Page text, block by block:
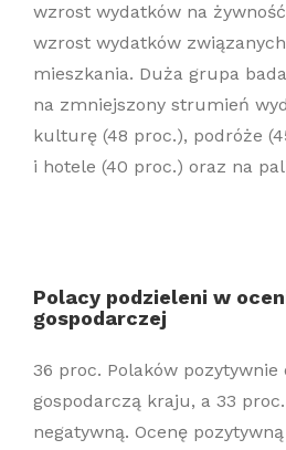
wzrost wydatków na
wzrost wydatków
mieszkania. Duża grupa
na zmniejszony strumień
kulturę (48 proc.), podróże
i hotele (40 proc.) oraz na
Polacy podzieleni w
gospodarczej
36 proc. Polaków pozytywnie
gospodarczą kraju, a 33
negatywną. Ocenę